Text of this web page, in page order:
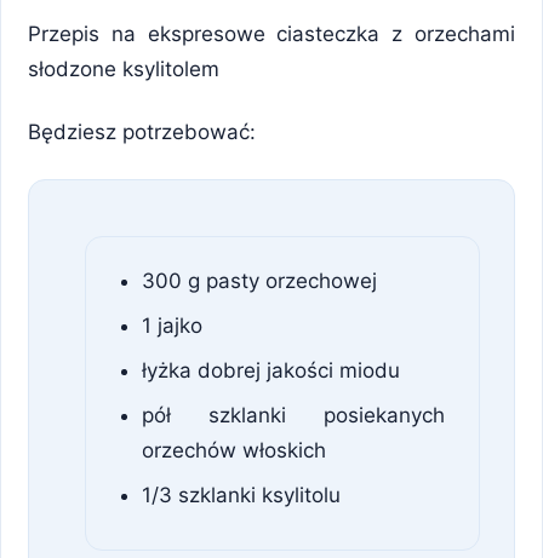
Przepis na ekspresowe ciasteczka z orzechami
słodzone ksylitolem
Będziesz potrzebować:
300 g pasty orzechowej
1 jajko
łyżka dobrej jakości miodu
pół szklanki posiekanych
orzechów włoskich
1/3 szklanki ksylitolu